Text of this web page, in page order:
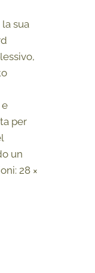
sua
per
un
28 ×